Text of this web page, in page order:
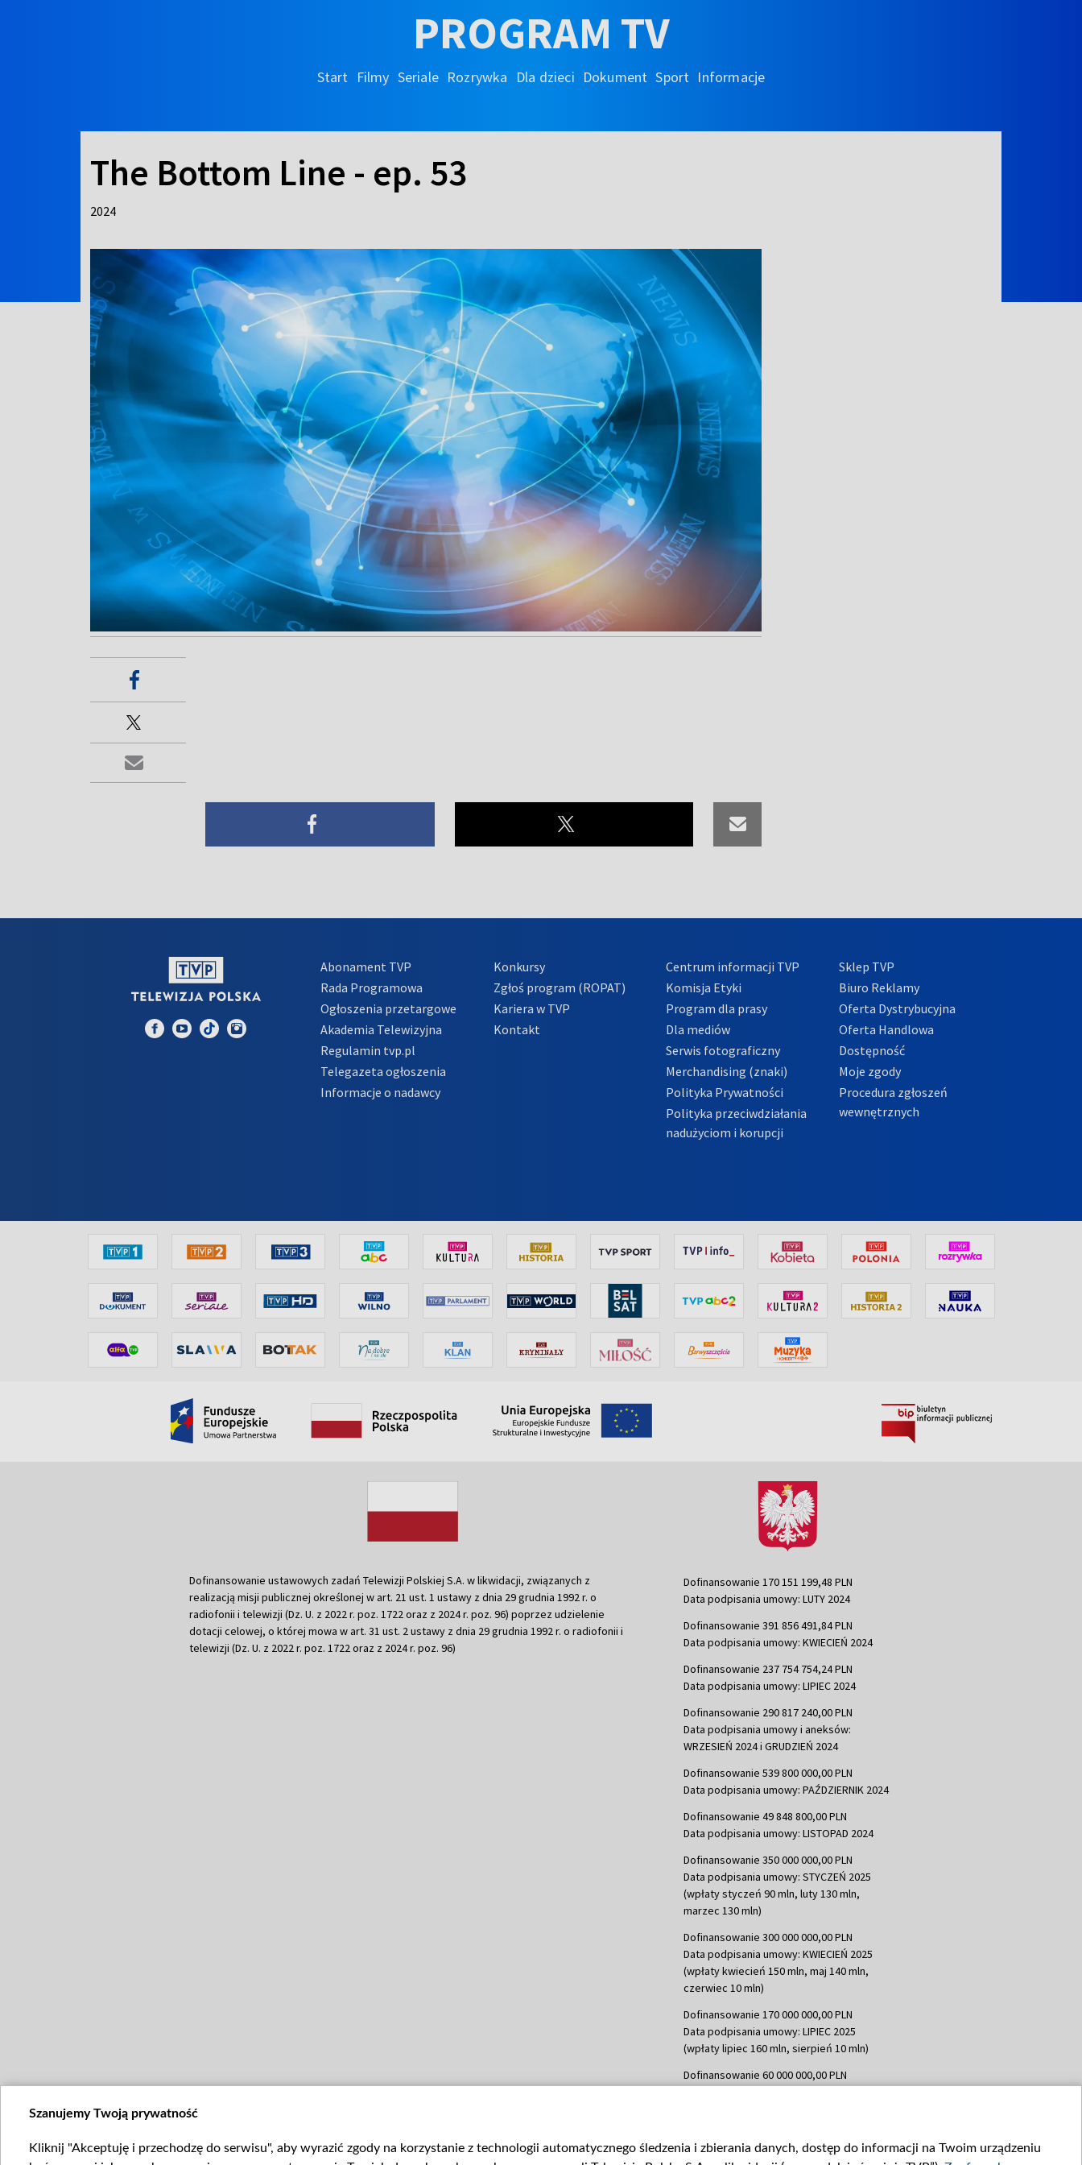
PROGRAM TV
Start Filmy Seriale Rozrywka Dla dzieci Dokument Sport Informacje
The Bottom Line - ep. 53
2024
Abonament TVP
Rada Programowa
Ogłoszenia przetargowe
Akademia Telewizyjna
Regulamin tvp.pl
Telegazeta ogłoszenia
Informacje o nadawcy
Konkursy
Zgłoś program (ROPAT)
Kariera w TVP
Kontakt
Centrum informacji TVP
Komisja Etyki
Program dla prasy
Dla mediów
Serwis fotograficzny
Merchandising (znaki)
Polityka Prywatności
Polityka przeciwdziałania
nadużyciom i korupcji
Sklep TVP
Biuro Reklamy
Oferta Dystrybucyjna
Oferta Handlowa
Dostępność
Moje zgody
Procedura zgłoszeń
wewnętrznych
Dofinansowanie ustawowych zadań Telewizji Polskiej S.A. w likwidacji, związanych z
realizacją misji publicznej określonej w art. 21 ust. 1 ustawy z dnia 29 grudnia 1992 r. o
radiofonii i telewizji (Dz. U. z 2022 r. poz. 1722 oraz z 2024 r. poz. 96) poprzez udzielenie
dotacji celowej, o której mowa w art. 31 ust. 2 ustawy z dnia 29 grudnia 1992 r. o radiofonii i
telewizji (Dz. U. z 2022 r. poz. 1722 oraz z 2024 r. poz. 96)
Dofinansowanie 170 151 199,48 PLN
Data podpisania umowy: LUTY 2024
Dofinansowanie 391 856 491,84 PLN
Data podpisania umowy: KWIECIEŃ 2024
Dofinansowanie 237 754 754,24 PLN
Data podpisania umowy: LIPIEC 2024
Dofinansowanie 290 817 240,00 PLN
Data podpisania umowy i aneksów:
WRZESIEŃ 2024 i GRUDZIEŃ 2024
Dofinansowanie 539 800 000,00 PLN
Data podpisania umowy: PAŹDZIERNIK 2024
Dofinansowanie 49 848 800,00 PLN
Data podpisania umowy: LISTOPAD 2024
Dofinansowanie 350 000 000,00 PLN
Data podpisania umowy: STYCZEŃ 2025
(wpłaty styczeń 90 mln, luty 130 mln,
marzec 130 mln)
Dofinansowanie 300 000 000,00 PLN
Data podpisania umowy: KWIECIEŃ 2025
(wpłaty kwiecień 150 mln, maj 140 mln,
czerwiec 10 mln)
Dofinansowanie 170 000 000,00 PLN
Data podpisania umowy: LIPIEC 2025
(wpłaty lipiec 160 mln, sierpień 10 mln)
Dofinansowanie 60 000 000,00 PLN
Data podpisania umowy: WRZESIEŃ 2025
Szanujemy Twoją prywatność
Kliknij "Akceptuję i przechodzę do serwisu", aby wyrazić zgody na korzystanie z technologii automatycznego śledzenia i zbierania danych, dostęp do informacji na Twoim urządzeniu